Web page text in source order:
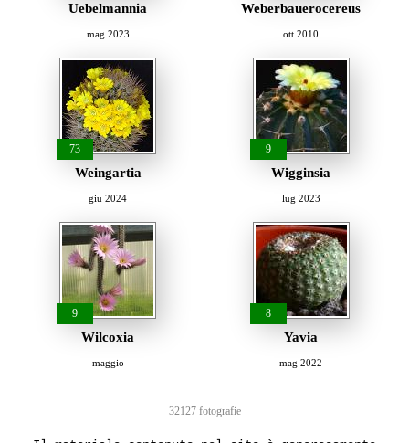
Uebelmannia
mag 2023
Weberbauerocereus
ott 2010
73
Weingartia
giu 2024
9
Wigginsia
lug 2023
9
Wilcoxia
maggio
8
Yavia
mag 2022
32127 fotografie